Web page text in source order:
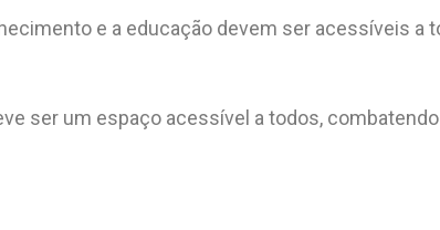
e a educação devem ser acessíveis a
ser um espaço acessível a todos,